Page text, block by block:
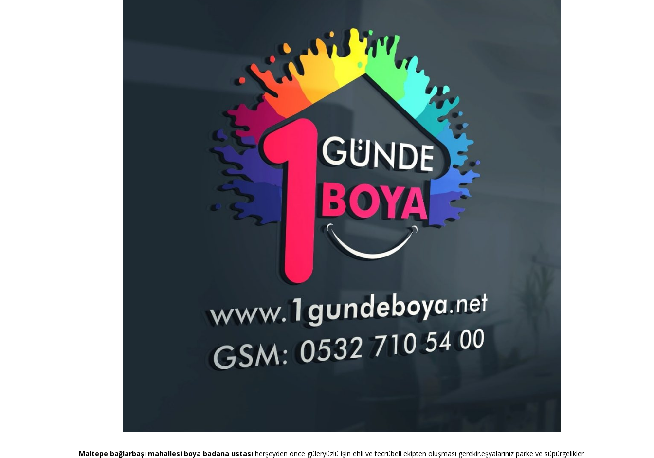
Maltepe bağlarbaşı mahallesi boya badana ustası herşeyden önce güleryüzlü işin ehli ve tecrübeli ekipten oluşması gerekir.eşyalarınız parke ve süpürgelikler